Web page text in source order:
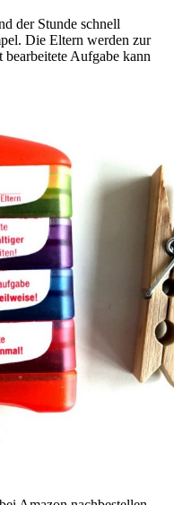
der Stunde schnell
Die Eltern werden zur
Aufgabe kann